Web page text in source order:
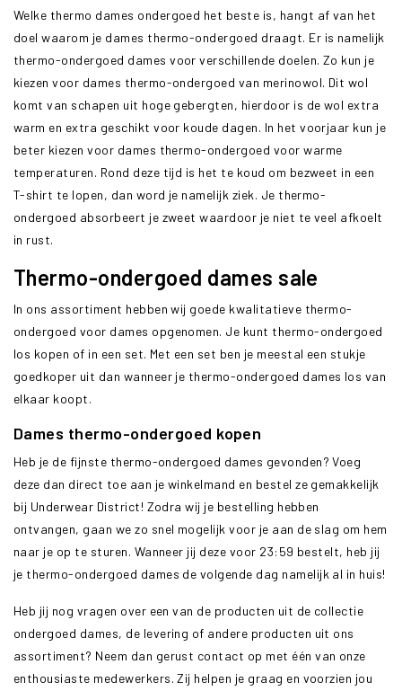
Welke thermo dames ondergoed het beste is, hangt af van het
doel waarom je dames thermo-ondergoed draagt. Er is namelijk
thermo-ondergoed dames voor verschillende doelen. Zo kun je
kiezen voor dames thermo-ondergoed van merinowol. Dit wol
komt van schapen uit hoge gebergten, hierdoor is de wol extra
warm en extra geschikt voor koude dagen. In het voorjaar kun je
beter kiezen voor dames thermo-ondergoed voor warme
temperaturen. Rond deze tijd is het te koud om bezweet in een
T-shirt te lopen, dan word je namelijk ziek. Je thermo-
ondergoed absorbeert je zweet waardoor je niet te veel afkoelt
in rust.
Thermo-ondergoed dames sale
In ons assortiment hebben wij goede kwalitatieve thermo-
ondergoed voor dames opgenomen. Je kunt thermo-ondergoed
los kopen of in een set. Met een set ben je meestal een stukje
goedkoper uit dan wanneer je thermo-ondergoed dames los van
elkaar koopt.
Dames thermo-ondergoed kopen
Heb je de fijnste thermo-ondergoed dames gevonden? Voeg
deze dan direct toe aan je winkelmand en bestel ze gemakkelijk
bij Underwear District! Zodra wij je bestelling hebben
ontvangen, gaan we zo snel mogelijk voor je aan de slag om hem
naar je op te sturen. Wanneer jij deze voor 23:59 bestelt, heb jij
je thermo-ondergoed dames de volgende dag namelijk al in huis!
Heb jij nog vragen over een van de producten uit de collectie
ondergoed dames, de levering of andere producten uit ons
assortiment? Neem dan gerust contact op met één van onze
enthousiaste medewerkers. Zij helpen je graag en voorzien jou